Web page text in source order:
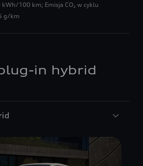
kWh/100 km; Emisja CO₂ w cyklu
g/km
in hybrid